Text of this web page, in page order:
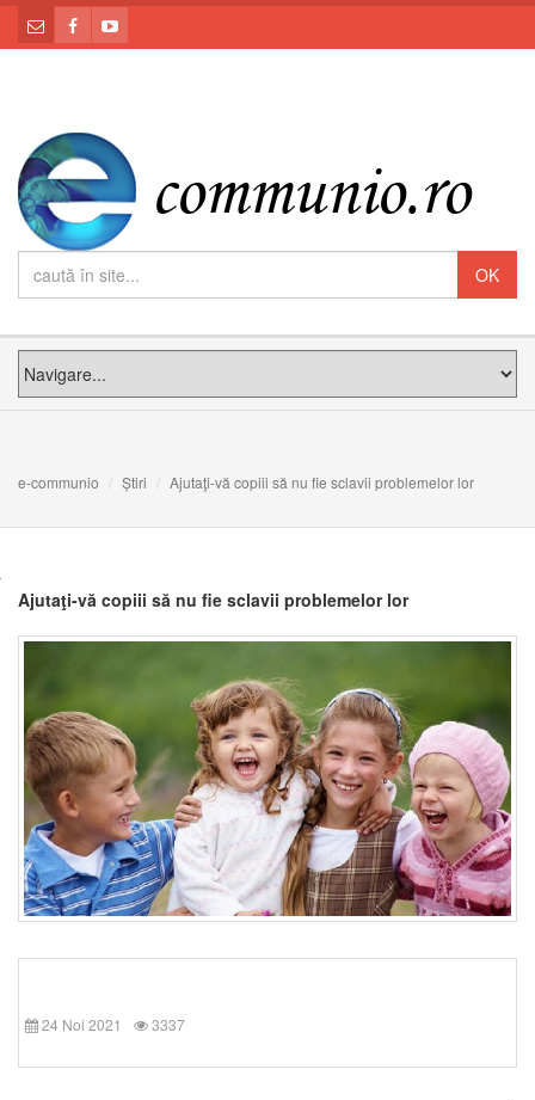
e-communio Știri Ajutaţi-vă copiii să nu fie sclavii problemelor lor
Ajutaţi-vă copiii să nu fie sclavii problemelor lor
24 Noi 2021 3337